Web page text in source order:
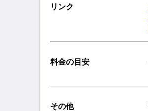
リンク
料金の目安
その他